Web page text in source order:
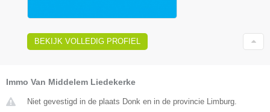
BEKIJK VOLLEDIG PROFIEL
Immo Van Middelem Liedekerke
Niet gevestigd in de plaats Donk en in de provincie Limburg.